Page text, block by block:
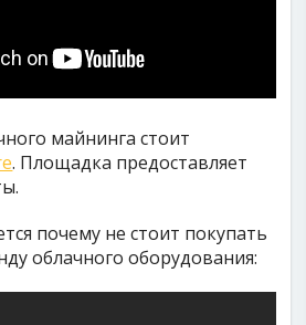
майнинга стоит
. Площадка предоставляет
почему не стоит покупать
облачного оборудования: